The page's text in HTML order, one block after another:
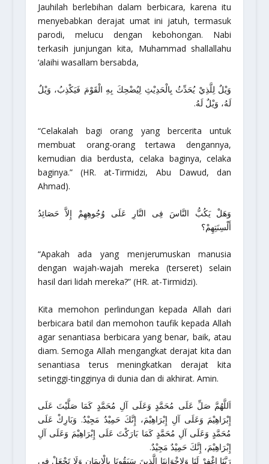
Jauhilah berlebihan dalam berbicara, karena itu
menyebabkan derajat umat ini jatuh, termasuk
parodi, melucu dengan kebohongan. Nabi
terkasih junjungan kita, Muhammad shallallahu
‘alaihi wasallam bersabda,
وَيْلٌ لِلَّذِيْ يُحَدِّثُ بِالْحَدِيْثِ لِيُضْحِكَ بِهِ الْقَوْمَ فَيَكْذِبُ، وَيْلٌ
لَهُ، وَيْلٌ لَهُ.
“Celakalah bagi orang yang bercerita untuk
membuat orang-orang tertawa dengannya,
kemudian dia berdusta, celaka baginya, celaka
baginya.”(HR. at-Tirmidzi, Abu Dawud, dan
Ahmad).
وَهَلْ يَكُبُّ النَّاسَ فِى النَّارِ عَلَى وُجُوهِهِمْ إِلاَّ حَصَائِدُ
أَلْسِنَتِهِمْ؟
“Apakah ada yang menjerumuskan manusia
dengan wajah-wajah mereka (terseret) selain
hasil dari lidah mereka?”(HR. at-Tirmidzi).
Kita memohon perlindungan kepada Allah dari
berbicara batil dan memohon taufik kepada Allah
agar senantiasa berbicara yang benar, baik, atau
diam. Semoga Allah mengangkat derajat kita dan
senantiasa terus meningkatkan derajat kita
setinggi-tingginya di dunia dan di akhirat. Amin.
اَللَّهُمَّ صَلِّ عَلَى مُحَمَّدٍ وَعَلَى آلِ مُحَمَّدٍ كَمَا صَلَّيْتَ عَلَى
إِبْرَاهِيْمَ وَعَلَى آلِ إِبْرَاهِيْمَ، إِنَّكَ حَمِيْدٌ مَجِيْدٌ. وَبَارِكْ عَلَى
مُحَمَّدٍ وَعَلَى آلِ مُحَمَّدٍ كَمَا بَارَكْتَ عَلَى إِبْرَاهِيْمَ وَعَلَى آلِ
إِبْرَاهِيْمَ، إِنَّكَ حَمِيْدٌ مَجِيْدٌ.
رَبَّنَا اغْفِرْ لَنَا وَلِإِخْوَانِنَا الَّذِينَ سَبَقُونَا بِالْإِيمَانِ وَلَا تَجْعَلْ فِي